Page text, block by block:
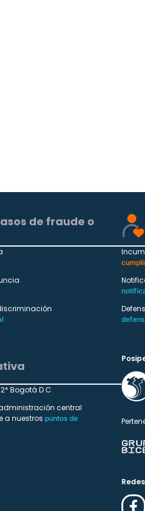
de fraude o
Bogotá D.C
central
a nuestros puntos de